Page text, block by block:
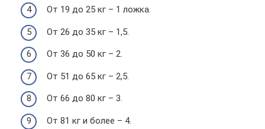
От 19 до 25 кг – 1 ложка.
От 26 до 35 кг – 1,5.
От 36 до 50 кг – 2.
От 51 до 65 кг – 2,5.
От 66 до 80 кг – 3.
От 81 кг и более – 4.